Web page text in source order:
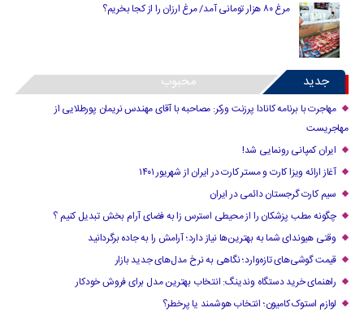
مرغ ۸۰ هزار تومانی آمد/ مرغ ارزان را از کجا بخریم؟
جدید محبوب
مهاجرت با برنامه کانادا پرزنت ورکر: مصاحبه با آقای مهندس نریمان پورطلایی از
مهاجریست
ایران کمپانی رونمایی شد!
آغاز ارائه ویزا کارت و مستر کارت در ایران از شهریور ۱۴۰۱
سیم کارت گرجستان دائمی در ایران
چگونه مطب پزشکان را از محیطی استرس زا به فضای آرام بخش تبدیل کنیم ؟
وقتی هیوندای شما به بهترین‌ها نیاز دارد؛ آرامش را به جاده برگردانید
قیمت گوشی‌های تازه‌وارد؛ نگاهی به نرخ مدل‌های جدید بازار
راهنمای خرید دستگاه وندینگ: انتخاب بهترین مدل برای فروش خودکار
لوازم استوک کامیون؛ انتخاب هوشمند یا پرخطر؟